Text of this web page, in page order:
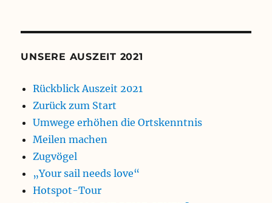
UNSERE AUSZEIT 2021
Rückblick Auszeit 2021
Zurück zum Start
Umwege erhöhen die Ortskenntnis
Meilen machen
Zugvögel
„Your sail needs love“
Hotspot-Tour